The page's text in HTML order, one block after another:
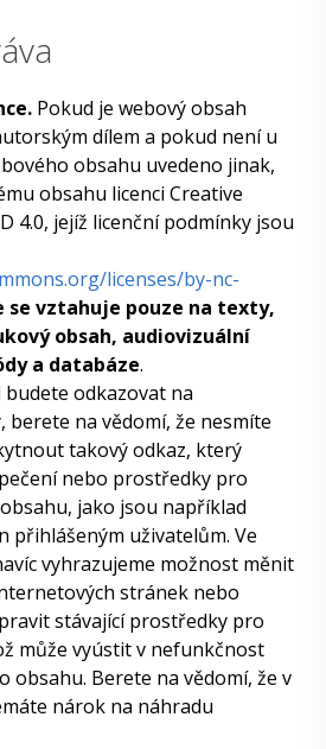
Pokud je webový obsah
dílem a pokud není u
obsahu uvedeno jinak,
obsahu licenci Creative
4.0, jejíž licenční podmínky jsou
licenses/by-nc-
se vztahuje pouze na texty,
obsah, audiovizuální
a databáze.
budete odkazovat na
na vědomí, že nesmíte
takový odkaz, který
nebo prostředky pro
jako jsou například
přihlášeným uživatelům. Ve
vyhrazujeme možnost měnit
stránek nebo
stávající prostředky pro
může vyústit v nefunkčnost
obsahu. Berete na vědomí, že v
nárok na náhradu